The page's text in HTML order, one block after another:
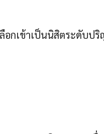
อกเข้าเป็นนิสิตระดับป